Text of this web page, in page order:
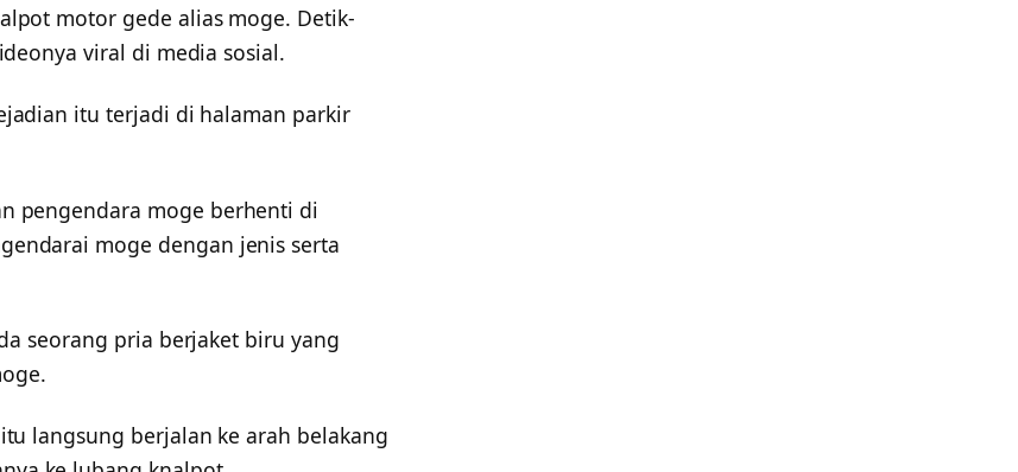
motor gede alias moge. Detik-
viral di media sosial.
itu terjadi di halaman parkir
pengendara moge berhenti di
moge dengan jenis serta
seorang pria berjaket biru yang
langsung berjalan ke arah belakang